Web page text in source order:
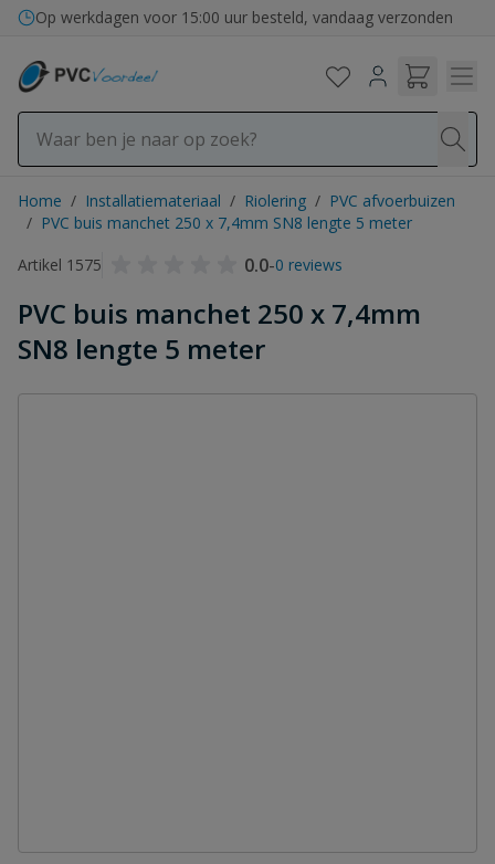
Ga naar de inhoud
Bezorging in binnen- en buitenland
Op werkdagen voor 15:00 uur besteld, vandaag verzonden
Home / Installatiemateriaal / Riolering / PVC afvoerbuizen
/ PVC buis manchet 250 x 7,4mm SN8 lengte 5 meter
Artikel 1575
0.0-0 reviews
PVC buis manchet 250 x 7,4mm
SN8 lengte 5 meter